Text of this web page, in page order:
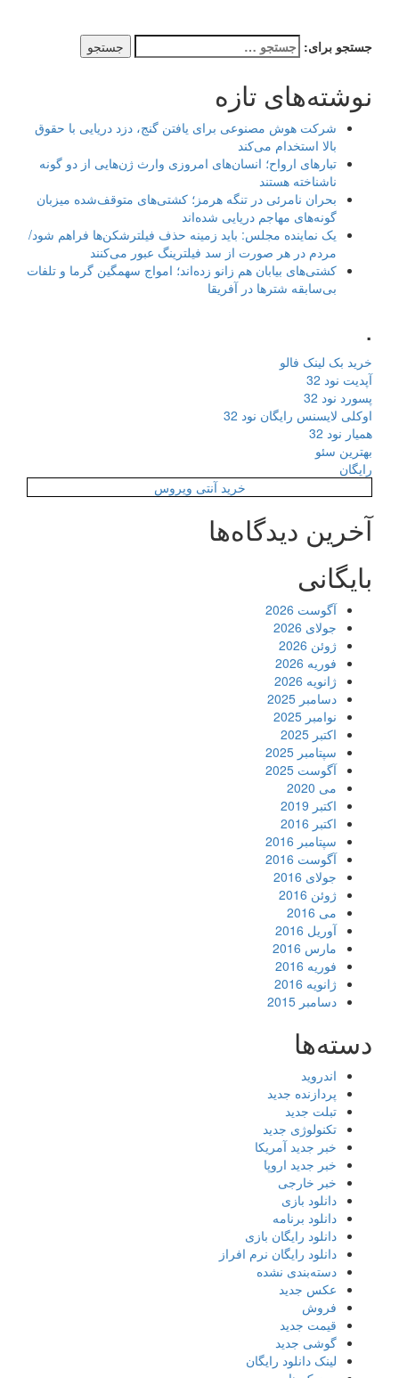
جستجو برای:
نوشته‌های تازه
شرکت هوش مصنوعی برای یافتن گنج، دزد دریایی با حقوق
بالا استخدام می‌کند
تبارهای ارواح؛ انسان‌های امروزی وارث ژن‌هایی از دو گونه
ناشناخته هستند
بحران نامرئی در تنگه هرمز؛ کشتی‌های متوقف‌شده میزبان
گونه‌های مهاجم دریایی شده‌اند
یک نماینده مجلس: باید زمینه حذف فیلترشکن‌ها فراهم شود/
مردم در هر صورت از سد فیلترینگ عبور می‌کنند
کشتی‌های بیابان هم زانو زده‌اند؛ امواج سهمگین گرما و تلفات
بی‌سابقه شترها در آفریقا
.
خرید بک لینک فالو
آپدیت نود 32
پسورد نود 32
اوکلی لایسنس رایگان نود 32
همیار نود 32
بهترین سئو
رایگان
خرید آنتی ویروس
آخرین دیدگاه‌ها
بایگانی
آگوست 2026
جولای 2026
ژوئن 2026
فوریه 2026
ژانویه 2026
دسامبر 2025
نوامبر 2025
اکتبر 2025
سپتامبر 2025
آگوست 2025
می 2020
اکتبر 2019
اکتبر 2016
سپتامبر 2016
آگوست 2016
جولای 2016
ژوئن 2016
می 2016
آوریل 2016
مارس 2016
فوریه 2016
ژانویه 2016
دسامبر 2015
دسته‌ها
اندروید
پردازنده جدید
تبلت جدید
تکنولوژی جدید
خبر جدید آمریکا
خبر جدید اروپا
خبر خارجی
دانلود بازی
دانلود برنامه
دانلود رایگان بازی
دانلود رایگان نرم افراز
دسته‌بندی نشده
عکس جدید
فروش
قیمت جدید
گوشی جدید
لینک دانلود رایگان